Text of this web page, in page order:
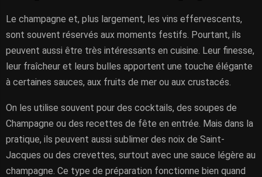
Le champagne et, plus largement, les vins effervescents,
sont souvent réservés aux moments festifs. Pourtant, ils
peuvent aussi être très intéressants en cuisine. Leur finesse,
leur fraîcheur et leurs bulles apportent une touche élégante
à certaines sauces, aux fruits de mer ou aux crustacés.
On les utilise souvent pour des cocktails, des soupes de
Champagne ou des recettes de fête en entrée. Mais dans la
pratique, ils peuvent aussi sublimer des noix de Saint-
Jacques ou des crevettes, surtout avec une sauce légère au
champagne. Ce type de préparation fonctionne bien quand